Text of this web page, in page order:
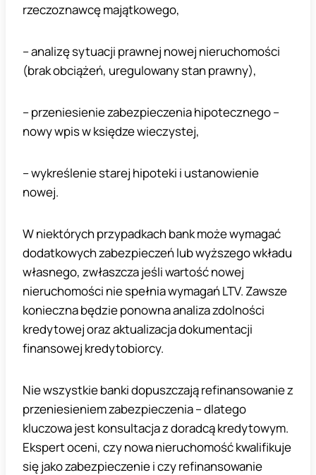
rzeczoznawcę majątkowego,
– analizę sytuacji prawnej nowej nieruchomości
(brak obciążeń, uregulowany stan prawny),
– przeniesienie zabezpieczenia hipotecznego –
nowy wpis w księdze wieczystej,
– wykreślenie starej hipoteki i ustanowienie
nowej.
W niektórych przypadkach bank może wymagać
dodatkowych zabezpieczeń lub wyższego wkładu
własnego, zwłaszcza jeśli wartość nowej
nieruchomości nie spełnia wymagań LTV. Zawsze
konieczna będzie ponowna analiza zdolności
kredytowej oraz aktualizacja dokumentacji
finansowej kredytobiorcy.
Nie wszystkie banki dopuszczają refinansowanie z
przeniesieniem zabezpieczenia – dlatego
kluczowa jest konsultacja z doradcą kredytowym.
Ekspert oceni, czy nowa nieruchomość kwalifikuje
się jako zabezpieczenie i czy refinansowanie